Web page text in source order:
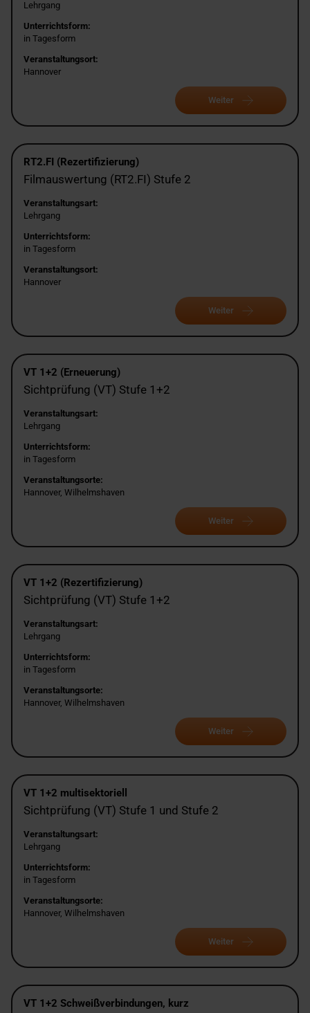
Lehrgang
Unterrichtsform:
in Tagesform
Veranstaltungsort:
Hannover
Weiter
RT2.FI (Rezertifizierung)
Filmauswertung (RT2.FI) Stufe 2
Veranstaltungsart:
Lehrgang
Unterrichtsform:
in Tagesform
Veranstaltungsort:
Hannover
Weiter
VT 1+2 (Erneuerung)
Sichtprüfung (VT) Stufe 1+2
Veranstaltungsart:
Lehrgang
Unterrichtsform:
in Tagesform
Veranstaltungsorte:
Hannover, Wilhelmshaven
Weiter
VT 1+2 (Rezertifizierung)
Sichtprüfung (VT) Stufe 1+2
Veranstaltungsart:
Lehrgang
Unterrichtsform:
in Tagesform
Veranstaltungsorte:
Hannover, Wilhelmshaven
Weiter
VT 1+2 multisektoriell
Sichtprüfung (VT) Stufe 1 und Stufe 2
Veranstaltungsart:
Lehrgang
Unterrichtsform:
in Tagesform
Veranstaltungsorte:
Hannover, Wilhelmshaven
Weiter
VT 1+2 Schweißverbindungen, kurz